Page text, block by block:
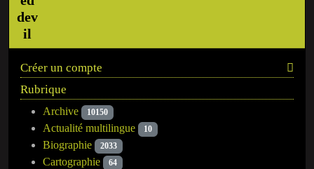
Créer un compte
Rubrique
Archive 10150
Actualité multilingue 10
Biographie 2033
Cartographie 64